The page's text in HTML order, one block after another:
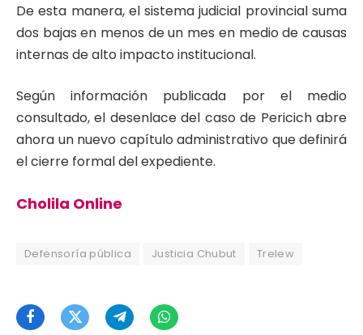
De esta manera, el sistema judicial provincial suma
dos bajas en menos de un mes en medio de causas
internas de alto impacto institucional.
Según información publicada por el medio
consultado, el desenlace del caso de Pericich abre
ahora un nuevo capítulo administrativo que definirá
el cierre formal del expediente.
Cholila Online
Defensoría pública Justicia Chubut Trelew
FacebookTwitterTelegramWhatsApp